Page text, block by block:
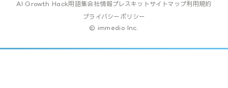
AI Growth Hack用語集会社情報プレスキットサイトマップ利用規約
プライバシーポリシー
© immedio Inc.